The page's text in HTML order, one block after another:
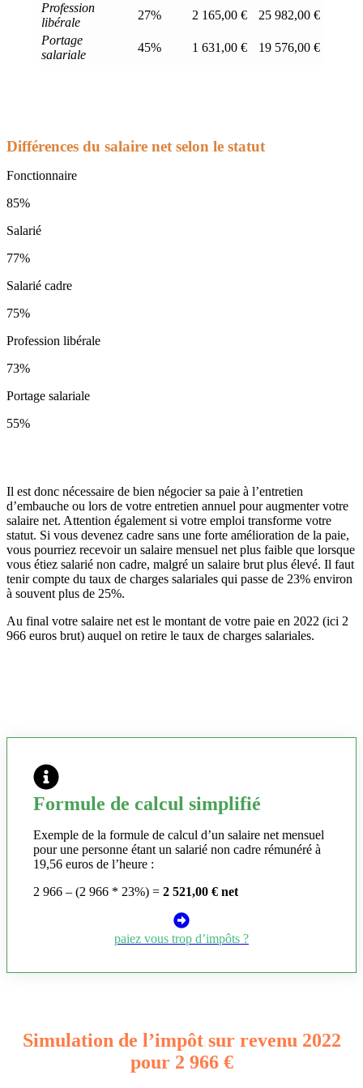
Profession
libérale
27% 2 165,00 €
25 982,00 €
Portage
salariale
45% 1 631,00 € 19 576,00 €
Différences du salaire net selon le statut
Fonctionnaire
85%
Salarié
77%
Salarié cadre
75%
Profession libérale
73%
Portage salariale
55%
Il est donc nécessaire de bien négocier sa paie à l’entretien
d’embauche ou lors de votre entretien annuel pour augmenter votre
salaire net. Attention également si votre emploi transforme votre
statut. Si vous devenez cadre sans une forte amélioration de la paie,
vous pourriez recevoir un salaire mensuel net plus faible que lorsque
vous étiez salarié non cadre, malgré un salaire brut plus élevé. Il faut
tenir compte du taux de charges salariales qui passe de 23% environ
à souvent plus de 25%.
Au final votre salaire net est le montant de votre paie en 2022 (ici 2
966 euros brut) auquel on retire le taux de charges salariales.
Formule de calcul simplifié
Exemple de la formule de calcul d’un salaire net mensuel
pour une personne étant un salarié non cadre rémunéré à
19,56 euros de l’heure :
2 966 – (2 966 * 23%) = 2 521,00 € net
paiez vous trop d’impôts ?
Simulation de l’impôt sur revenu 2022
pour 2 966 €